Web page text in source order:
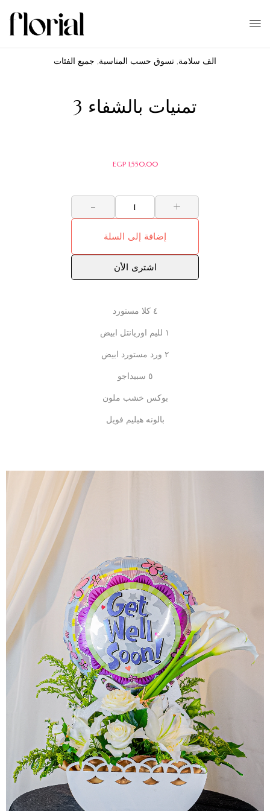
الف سلامة, تسوق حسب المناسبة, جميع الفئات
تمنيات بالشفاء 3
1,550.00
EGP
+
-
إضافة إلى السلة
اشترى الأن
٤ كلا مستورد
١ لليم اوريانتل ابيض
٢ ورد مستورد ابيض
٥ سبيداجو
بوكس خشب ملون
بالونه هيليم فويل